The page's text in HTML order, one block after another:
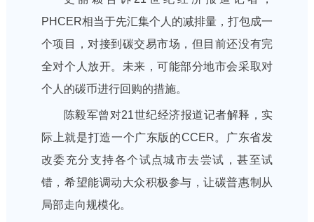
PHCER相当于先汇集个人的减排量，打包成一
个项目，对接到碳交易市场，但目前还没有完
全对个人放开。未来，可能部分地市会采取对
个人的碳币进行回购的措施。
陈毅军曾对21世纪经济报道记者解释，实
际上就是打造一个广东版的CCER。广东省发
改委充分支持各个试点城市去尝试，甚至试
错，希望能调动大众积极参与，让碳普惠制从
局部走向规模化。